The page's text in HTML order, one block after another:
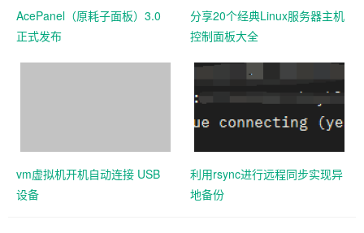
AcePanel（原耗子面板）3.0
正式发布
分享20个经典Linux服务器主机
控制面板大全
vm虚拟机开机自动连接 USB
设备
利用rsync进行远程同步实现异
地备份